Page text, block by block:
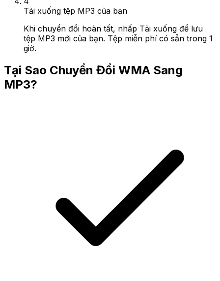
Tải xuống tệp MP3 của bạn
Khi chuyển đổi hoàn tất, nhấp Tải xuống để lưu
tệp MP3 mới của bạn. Tệp miễn phí có sẵn trong 1
giờ.
Tại Sao Chuyển Đổi WMA Sang
MP3?